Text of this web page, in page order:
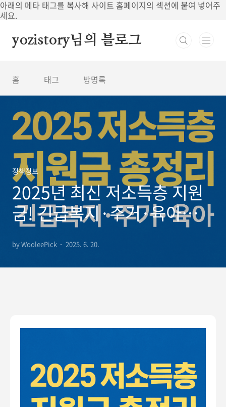
아래의 메타 태그를 복사해 사이트 홈페이지의 섹션에 붙여 넣어주
세요.
본문 바로가기
yozistory님의 블로그
홈 태그 방명록
정책정보
2025년 최신 저소득층 지원
금! 긴급복지·주거·육아까지
한눈에
by WooleePick 2025. 6. 20.